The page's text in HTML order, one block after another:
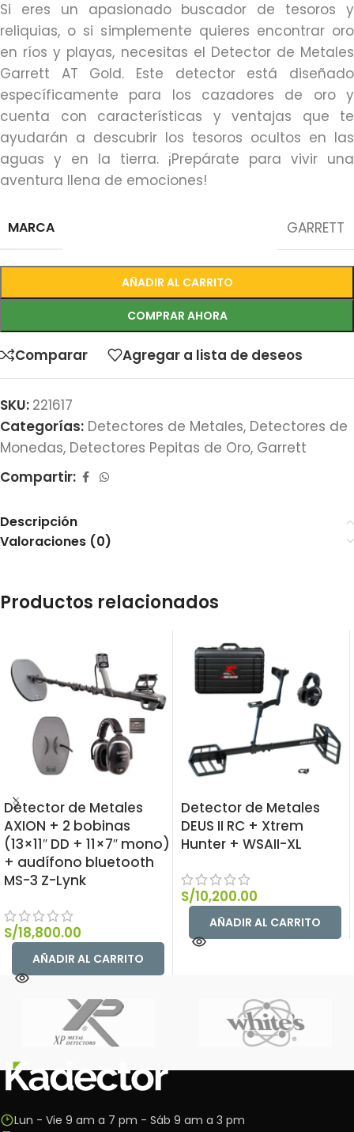
Si eres un apasionado buscador de tesoros y
reliquias, o si simplemente quieres encontrar oro
en ríos y playas, necesitas el Detector de Metales
Garrett AT Gold. Este detector está diseñado
específicamente para los cazadores de oro y
cuenta con características y ventajas que te
ayudarán a descubrir los tesoros ocultos en las
aguas y en la tierra. ¡Prepárate para vivir una
aventura llena de emociones!
MARCA GARRETT
AÑADIR AL CARRITO
COMPRAR AHORA
Comparar Agregar a lista de deseos
SKU: 221617
Categorías: Detectores de Metales, Detectores de
Monedas, Detectores Pepitas de Oro, Garrett
Compartir:
Descripción
Valoraciones (0)
Productos relacionados
Detector de Metales
AXION + 2 bobinas
(13×11″ DD + 11×7″ mono)
+ audífono bluetooth
MS-3 Z-Lynk
S/18,800.00
AÑADIR AL CARRITO
Detector de Metales
DEUS II RC + Xtrem
Hunter + WSAII-XL
S/10,200.00
AÑADIR AL CARRITO
Lun - Vie 9 am a 7 pm - Sáb 9 am a 3 pm